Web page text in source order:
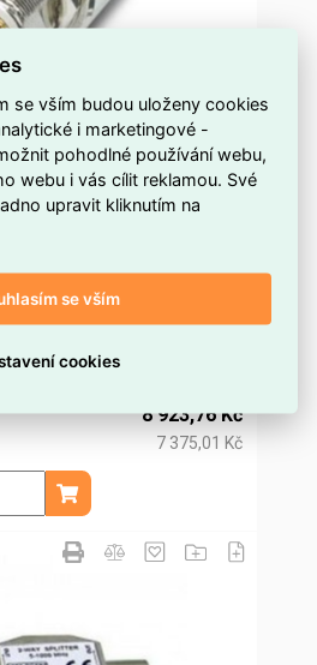
ANT-N-N-EX PHOENIX
2702198
na objednávku
2702198
ELOSOS1714229
4055626033730
8 923,76 Kč
7 375,01 Kč
ks
Přidat do košíku
se vším budou uloženy cookies
i marketingové -
pohodlné používání webu,
webu i vás cílit reklamou. Své
upravit kliknutím na
se vším
cookies